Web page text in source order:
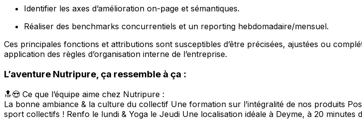
Identifier les axes d’amélioration on-page et sémantiques.
Réaliser des benchmarks concurrentiels et un reporting hebdomadaire/mensuel.
Ces principales fonctions et attributions sont susceptibles d’être précisées, ajustées ou
application des règles d’organisation interne de l’entreprise.
L’aventure Nutripure, ça ressemble à ça :
🔝😍 Ce que l’équipe aime chez Nutripure :
La bonne ambiance & la culture du collectif Une formation sur l’intégralité de nos produits
sport collectifs ! Renfo le lundi & Yoga le Jeudi Une localisation idéale à Deyme, à 20